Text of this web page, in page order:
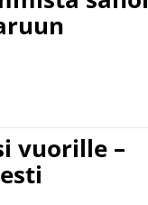
vuorille –